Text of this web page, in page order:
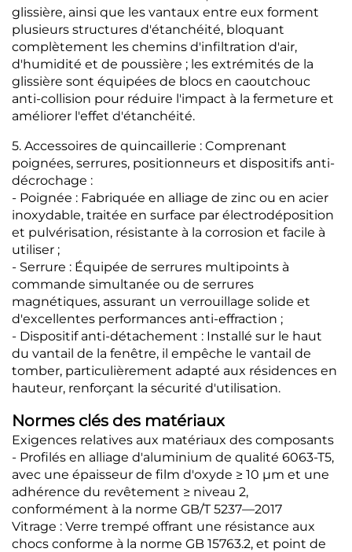
glissière, ainsi que les vantaux entre eux forment
plusieurs structures d'étanchéité, bloquant
complètement les chemins d'infiltration d'air,
d'humidité et de poussière ; les extrémités de la
glissière sont équipées de blocs en caoutchouc
anti-collision pour réduire l'impact à la fermeture et
améliorer l'effet d'étanchéité.
5. Accessoires de quincaillerie : Comprenant
poignées, serrures, positionneurs et dispositifs anti-
décrochage :
- Poignée : Fabriquée en alliage de zinc ou en acier
inoxydable, traitée en surface par électrodéposition
et pulvérisation, résistante à la corrosion et facile à
utiliser ;
- Serrure : Équipée de serrures multipoints à
commande simultanée ou de serrures
magnétiques, assurant un verrouillage solide et
d'excellentes performances anti-effraction ;
- Dispositif anti-détachement : Installé sur le haut
du vantail de la fenêtre, il empêche le vantail de
tomber, particulièrement adapté aux résidences en
hauteur, renforçant la sécurité d'utilisation.
Normes clés des matériaux
Exigences relatives aux matériaux des composants
- Profilés en alliage d'aluminium de qualité 6063-T5,
avec une épaisseur de film d'oxyde ≥ 10 μm et une
adhérence du revêtement ≥ niveau 2,
conformément à la norme GB/T 5237—2017
Vitrage : Verre trempé offrant une résistance aux
chocs conforme à la norme GB 15763.2, et point de